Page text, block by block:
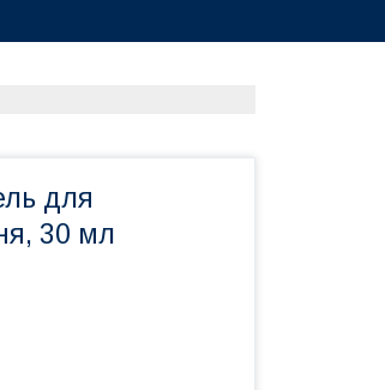
для
30 мл